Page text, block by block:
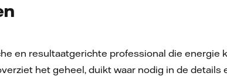
en resultaatgerichte professional die energie
het geheel, duikt waar nodig in de